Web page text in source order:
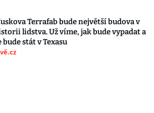
Terrafab bude největší budova v
lidstva. Už víme, jak bude vypadat a
bude stát v Texasu